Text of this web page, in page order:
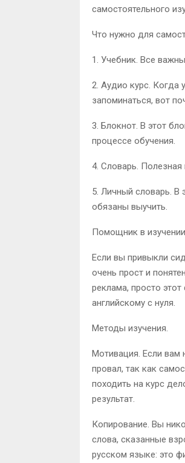
самостоятельного
Что нужно для
1. Учебник. Все
2. Аудио курс. Когда
запоминаться, вот
3. Блокнот. В этот
процессе обучения.
4. Словарь. Полезная
5. Личный словарь. В
обязаны выучить.
Помощник в
Если вы привыкли
очень прост и
реклама, просто
английскому с нуля.
Методы изучения.
Мотивация. Если вам
провал, так как
походить на курс
результат.
Копирование. Вы
слова, сказанные
русском языке: это